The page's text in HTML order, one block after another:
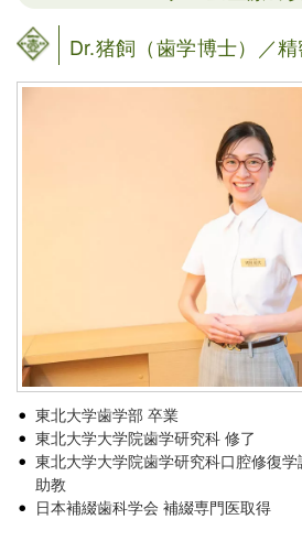
Dr.猪飼（歯学博士）／
東北大学歯学部 卒業
東北大学大学院歯学研究科 修了
東北大学大学院歯学研究科口腔修復
助教
日本補綴歯科学会 補綴専門医取得